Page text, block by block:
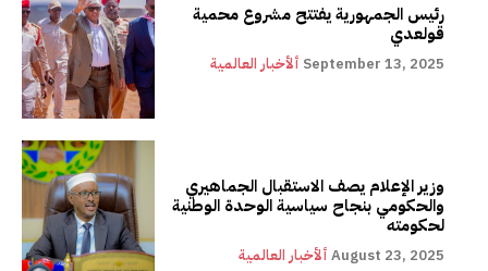
رئيس الجمهورية يفتتح مشروع محمية
قولعدي
ألأخبار العالمية September 13, 2025
وزير الإعلام يصف الاستقبال الجماهيري
والحكومي بنجاح سياسية الوحدة الوطنية
لحكومته
ألأخبار العالمية August 23, 2025